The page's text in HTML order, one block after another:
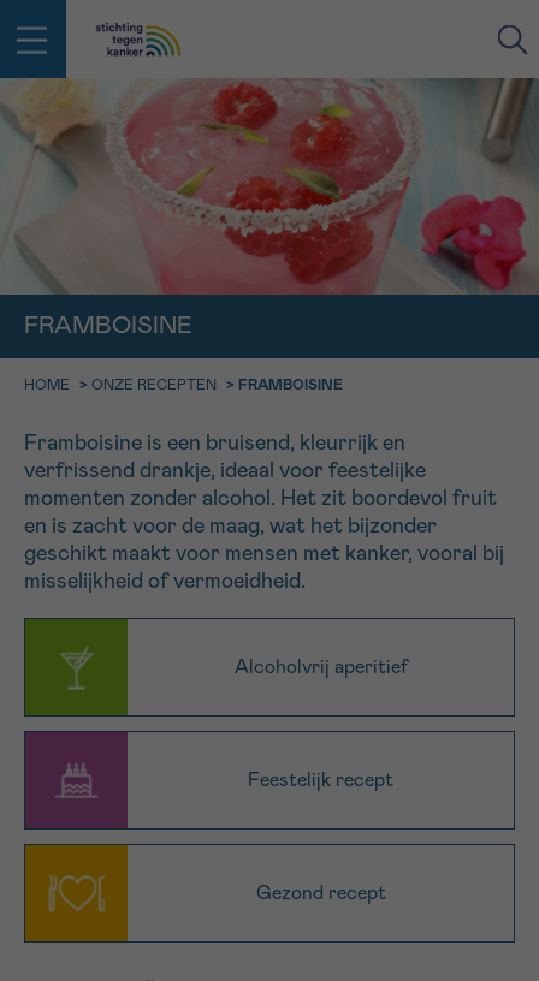
FRAMBOISINE
HOME > ONZE RECEPTEN > FRAMBOISINE
Framboisine is een bruisend, kleurrijk en
verfrissend drankje, ideaal voor feestelijke
momenten zonder alcohol. Het zit boordevol fruit
en is zacht voor de maag, wat het bijzonder
geschikt maakt voor mensen met kanker, vooral bij
misselijkheid of vermoeidheid.
Alcoholvrij aperitief
Feestelijk recept
Gezond recept
NAAM
VOORNAAM
IN DE STRIJD TEGEN KANKER STA
JE NIET ALLEEN
Professionele medewerkers beantwoorden je vragen
ma-vrij 9u tot 18u
contactformulier
Ik wil graag opgebeld worden
Meer weten over Kankerinfo
geen enkele diagnose
TERUG
NAAM
VOORNAAM
Afspraak
KIES DE TIJDSSPANNE VAN JE AFSPRAAK
11h-13h
13h-16h
16h-18h
Verder